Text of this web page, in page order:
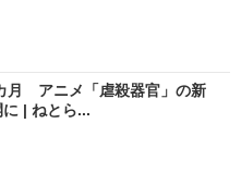
月 アニメ「虐殺器官」の新
| ねとら...